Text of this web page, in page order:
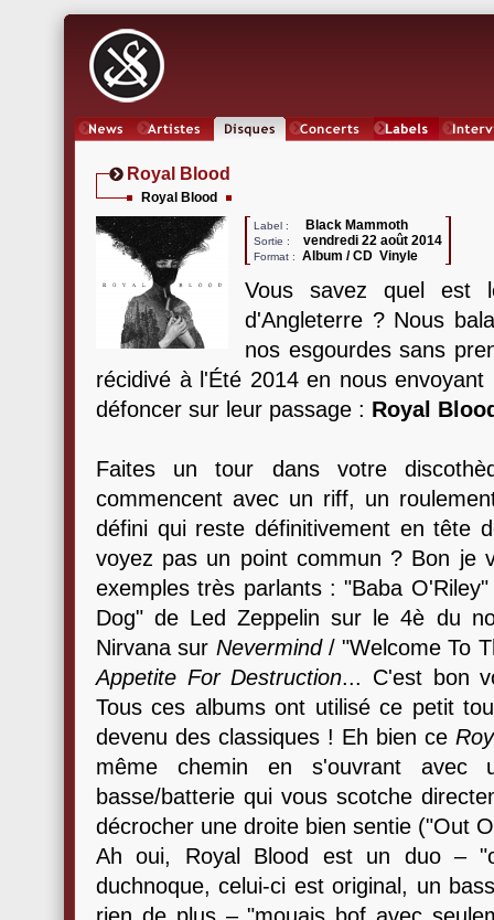
Royal Blood
Royal Blood
Label : Black Mammoth
Sortie : vendredi 22 août 2014
Format : Album / CD Vinyle
Vous savez quel est
d'Angleterre ? Nous
nos esgourdes sans
récidivé à l'Été 2014 en nous
défoncer sur leur passage : Royal
Faites un tour dans votre
commencent avec un riff, un
défini qui reste définitivement en tête
voyez pas un point commun ? Bon je
exemples très parlants : "Baba
Dog" de Led Zeppelin sur le 4è du
Nirvana sur Nevermind/ "Welcome To
Appetite For Destruction... C'est bon
Tous ces albums ont utilisé ce petit
devenu des classiques ! Eh bien ce
même chemin en s'ouvrant avec
basse/batterie qui vous scotche
décrocher une droite bien sentie ("Out
Ah oui, Royal Blood est un duo –
duchnoque, celui-ci est original, un